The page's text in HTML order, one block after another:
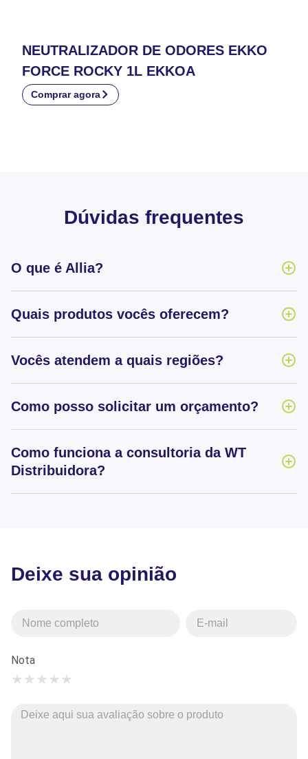
NEUTRALIZADOR DE ODORES EKKO
FORCE ROCKY 1L EKKOA
Comprar agora
Dúvidas frequentes
O que é Allia?
Quais produtos vocês oferecem?
Vocês atendem a quais regiões?
Como posso solicitar um orçamento?
Como funciona a consultoria da WT
Distribuidora?
Deixe sua opinião
Nota
★
★
★
★
★